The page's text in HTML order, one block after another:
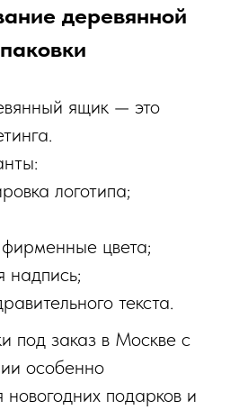
деревянной
ящик — это
логотипа;
цвета;
надпись;
текста.
под заказ в Москве с
особенно
подарков и